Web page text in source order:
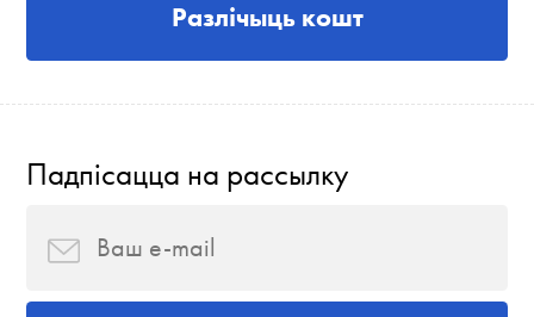
Разлічыць кошт
Падпісацца на рассылку